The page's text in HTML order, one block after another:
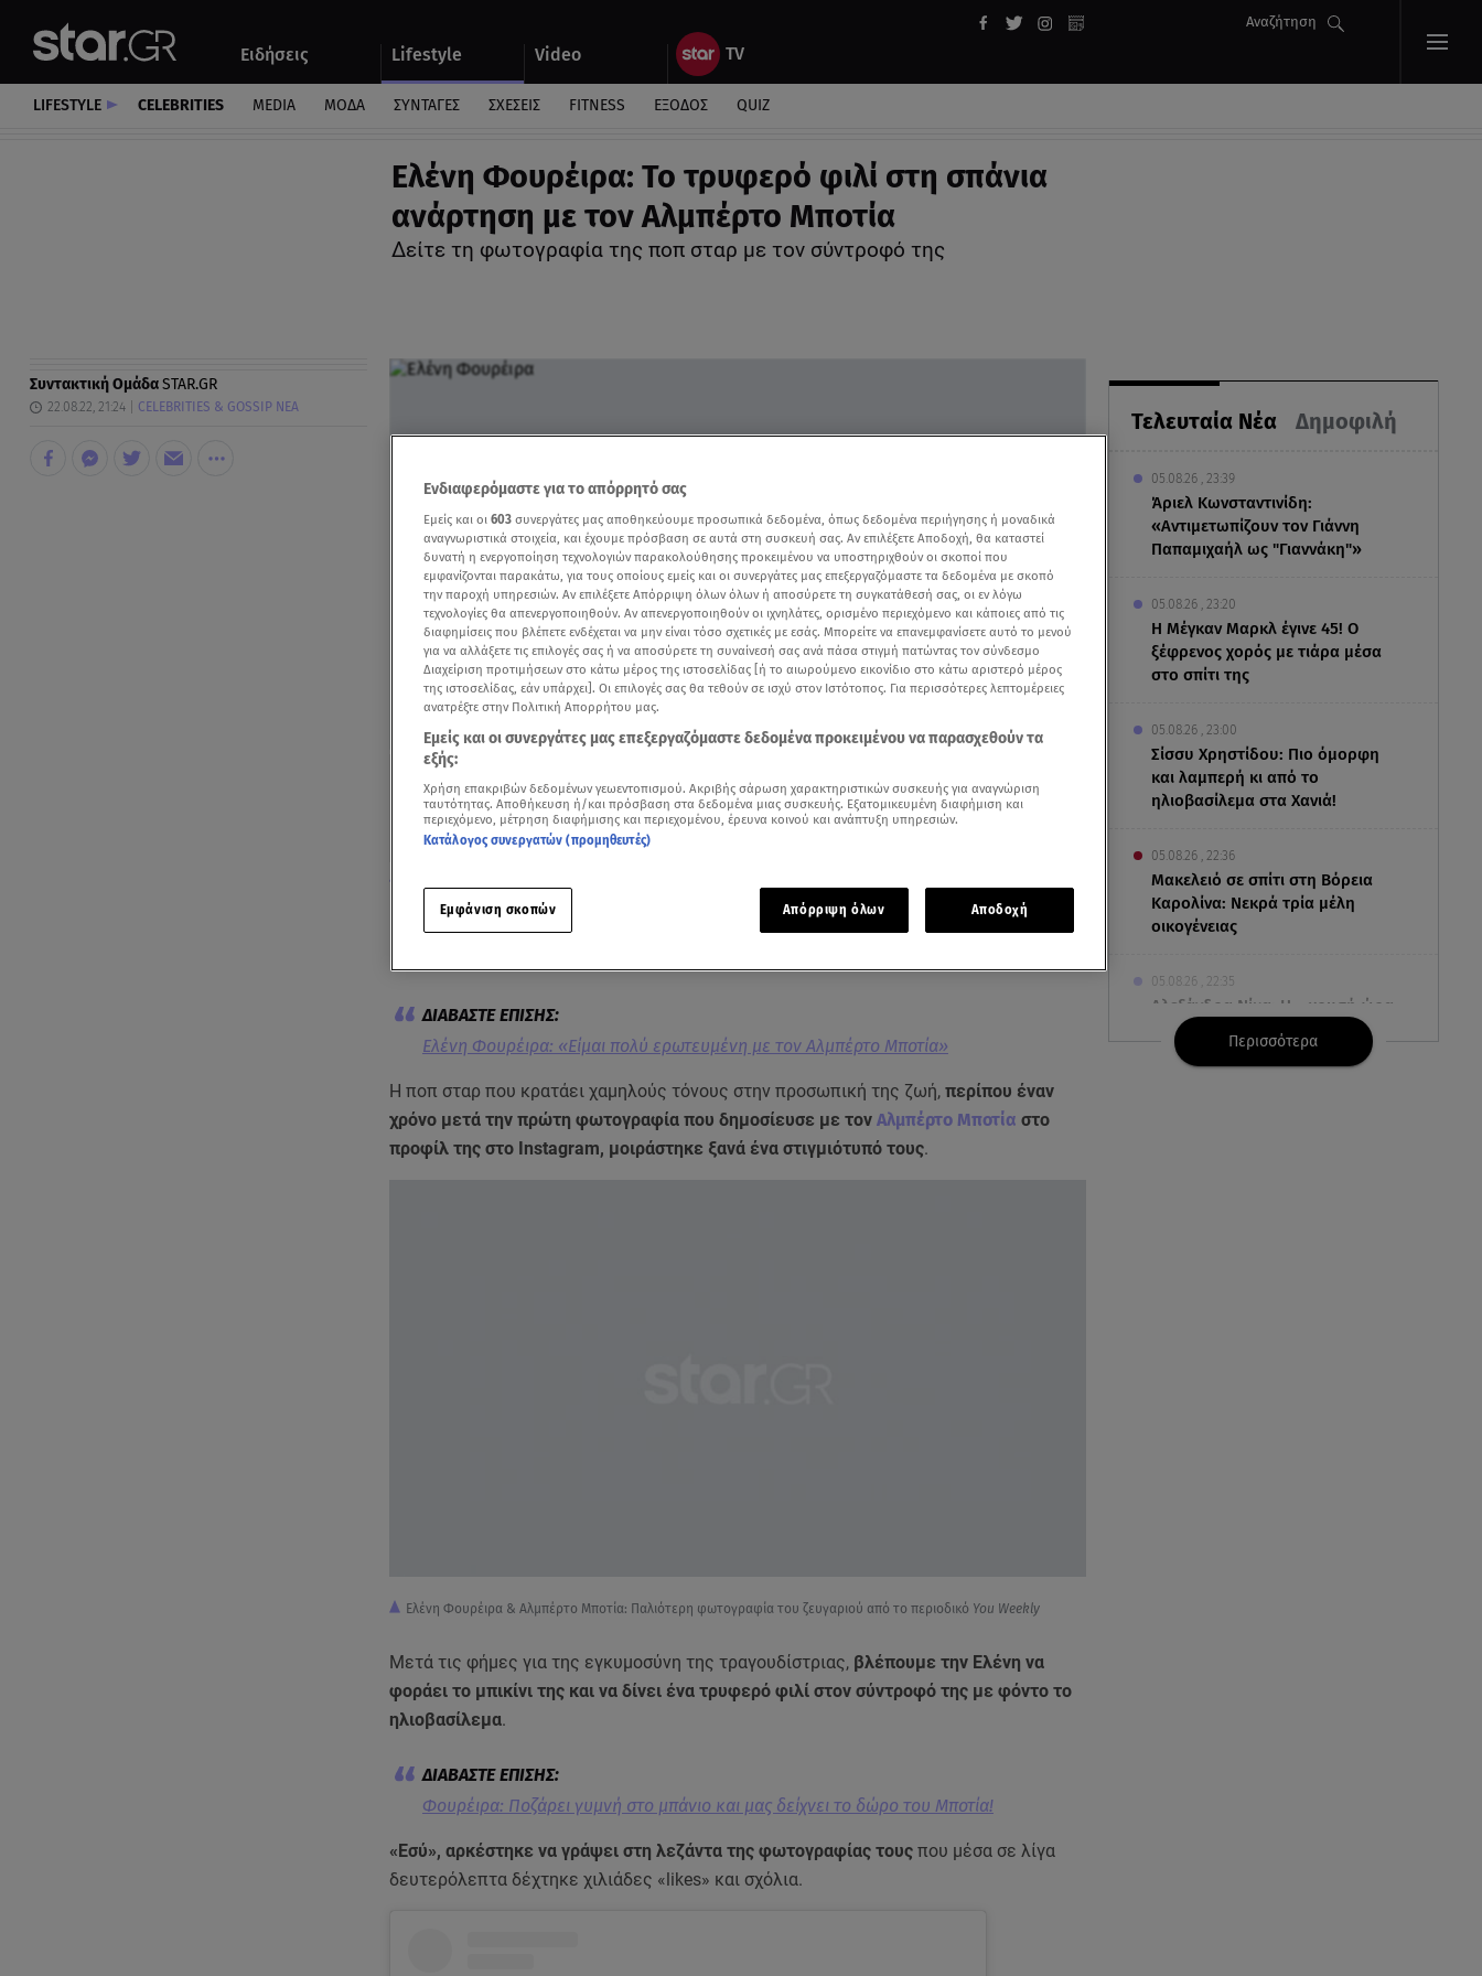
Ειδήσεις Lifestyle Video
Αναζήτηση
Αυτοκίνητο
LIFESTYLE CELEBRITIES MEDIA ΜΟΔΑ ΣΥΝΤΑΓΕΣ ΣΧΕΣΕΙΣ FITNESS ΕΞΟΔΟΣ QUIZ
Ελένη Φουρέιρα: Το τρυφερό φιλί στη σπάνια
ανάρτηση με τον Αλμπέρτο Μποτία
Δείτε τη φωτογραφία της ποπ σταρ με τον σύντροφό της
Τελευταία Νέα Δημοφιλή
05.08.26 , 23:39
Άριελ Κωνσταντινίδη:
«Αντιμετωπίζουν τον Γιάννη
Παπαμιχαήλ ως "Γιαννάκη"»
05.08.26 , 23:20
Η Μέγκαν Μαρκλ έγινε 45! Ο
ξέφρενος χορός με τιάρα μέσα
στο σπίτι της
05.08.26 , 23:00
Σίσσυ Χρηστίδου: Πιο όμορφη
και λαμπερή κι από το
ηλιοβασίλεμα στα Χανιά!
05.08.26 , 22:36
Μακελειό σε σπίτι στη Βόρεια
Καρολίνα: Νεκρά τρία μέλη
οικογένειας
05.08.26 , 22:35
Αλεξάνδρα Νίκα: Η... χρυσή ώρα
στο σκάφος με την καλύτερη
παρέα!
Περισσότερα
Συντακτική ΟμάδαSTAR.GR
22.08.22, 21:24 CELEBRITIES & GOSSIP ΝΕΑ
Add star.gr on Google
Μια έκπληξη έκρυβε η
για τους 1,2 εκατομμύρια followers της το
Ελένη Φουρέιρα: «Είμαι πολύ ερωτευμένη με τον Αλμπέρτο Μποτία»
Η ποπ σταρ που κρατάει χαμηλούς τόνους στην προσωπική της ζωή, περίπου έναν
χρόνο μετά την πρώτη φωτογραφία που δημοσίευσε με τον Αλμπέρτο Μποτία στο
προφίλ της στο Instagram, μοιράστηκε ξανά ένα στιγμιότυπό τους.
Ελένη Φουρέιρα & Αλμπέρτο Μποτία: Παλιότερη φωτογραφία του ζευγαριού από το περιοδικό You Weekly
Μετά τις φήμες για της εγκυμοσύνη της τραγουδίστριας, βλέπουμε την Ελένη να
φοράει το μπικίνι της και να δίνει ένα τρυφερό φιλί στον σύντροφό της με φόντο το
ηλιοβασίλεμα.
Φουρέιρα: Ποζάρει γυμνή στο μπάνιο και μας δείχνει το δώρο του Μποτία!
«Εσύ», αρκέστηκε να γράψει στη λεζάντα της φωτογραφίας τους που μέσα σε λίγα
δευτερόλεπτα δέχτηκε χιλιάδες «likes» και σχόλια.
Ενδιαφερόμαστε για το απόρρητό σας
Εμείς και οι 603 συνεργάτες μας αποθηκεύουμε προσωπικά δεδομένα, όπως δεδομένα περιήγησης ή μοναδικά
αναγνωριστικά στοιχεία, και έχουμε πρόσβαση σε αυτά στη συσκευή σας. Αν επιλέξετε Αποδοχή, θα καταστεί
δυνατή η ενεργοποίηση τεχνολογιών παρακολούθησης προκειμένου να υποστηριχθούν οι σκοποί που
εμφανίζονται παρακάτω, για τους οποίους εμείς και οι συνεργάτες μας επεξεργαζόμαστε τα δεδομένα με σκοπό
την παροχή υπηρεσιών. Αν επιλέξετε Απόρριψη όλων όλων ή αποσύρετε τη συγκατάθεσή σας, οι εν λόγω
τεχνολογίες θα απενεργοποιηθούν. Αν απενεργοποιηθούν οι ιχνηλάτες, ορισμένο περιεχόμενο και κάποιες από τις
διαφημίσεις που βλέπετε ενδέχεται να μην είναι τόσο σχετικές με εσάς. Μπορείτε να επανεμφανίσετε αυτό το μενού
για να αλλάξετε τις επιλογές σας ή να αποσύρετε τη συναίνεσή σας ανά πάσα στιγμή πατώντας τον σύνδεσμο
Διαχείριση προτιμήσεων στο κάτω μέρος της ιστοσελίδας [ή το αιωρούμενο εικονίδιο στο κάτω αριστερό μέρος
της ιστοσελίδας, εάν υπάρχει]. Οι επιλογές σας θα τεθούν σε ισχύ στον Ιστότοπος. Για περισσότερες λεπτομέρειες
ανατρέξτε στην Πολιτική Απορρήτου μας.
Εμείς και οι συνεργάτες μας επεξεργαζόμαστε δεδομένα προκειμένου να παρασχεθούν τα
εξής:
Χρήση επακριβών δεδομένων γεωεντοπισμού. Ακριβής σάρωση χαρακτηριστικών συσκευής για αναγνώριση
ταυτότητας. Αποθήκευση ή/και πρόσβαση στα δεδομένα μιας συσκευής. Εξατομικευμένη διαφήμιση και
περιεχόμενο, μέτρηση διαφήμισης και περιεχομένου, έρευνα κοινού και ανάπτυξη υπηρεσιών.
Κατάλογος συνεργατών (προμηθευτές)
Εμφάνιση σκοπών Απόρριψη όλων Αποδοχή